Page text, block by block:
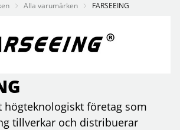
Alla varumärken FARSEEING
högteknologiskt företag som
tillverkar och distribuerar